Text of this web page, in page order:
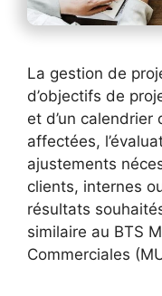
La gestion de
d’objectifs de
et d’un calendrier
affectées,
ajustements
clients, internes
résultats
similaire au BTS
Commerciales